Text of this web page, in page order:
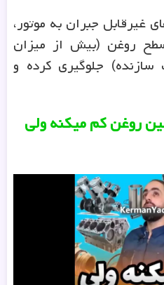
غیرقابل جبران به موتور،
روغن (بیش از میزان
جلوگیری کرده و
روغن کم میکنه ولی